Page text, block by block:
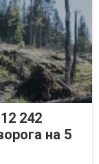
242
на 5